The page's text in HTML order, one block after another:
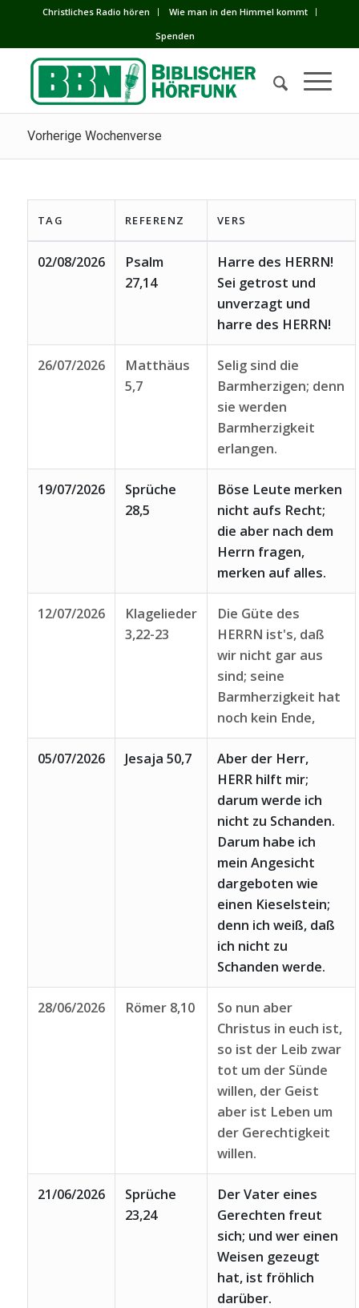
Сhristliches Radio hören
Wie man in den Himmel kommt
Spenden
Vorherige Wochenverse
TAG REFERENZ VERS
02/08/2026
Psalm
27,14
Harre des HERRN!
Sei getrost und
unverzagt und
harre des HERRN!
26/07/2026
Matthäus
5,7
Selig sind die
Barmherzigen; denn
sie werden
Barmherzigkeit
erlangen.
19/07/2026
Sprüche
28,5
Böse Leute merken
nicht aufs Recht;
die aber nach dem
Herrn fragen,
merken auf alles.
12/07/2026
Klagelieder
3,22-23
Die Güte des
HERRN ist's, daß
wir nicht gar aus
sind; seine
Barmherzigkeit hat
noch kein Ende,
05/07/2026 Jesaja 50,7
Aber der Herr,
HERR hilft mir;
darum werde ich
nicht zu Schanden.
Darum habe ich
mein Angesicht
dargeboten wie
einen Kieselstein;
denn ich weiß, daß
ich nicht zu
Schanden werde.
28/06/2026 Römer 8,10
So nun aber
Christus in euch ist,
so ist der Leib zwar
tot um der Sünde
willen, der Geist
aber ist Leben um
der Gerechtigkeit
willen.
21/06/2026
Sprüche
23,24
Der Vater eines
Gerechten freut
sich; und wer einen
Weisen gezeugt
hat, ist fröhlich
darüber.